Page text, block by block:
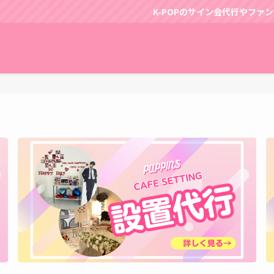
K-POPのサイン会代行やファンサポートはパッピンスに